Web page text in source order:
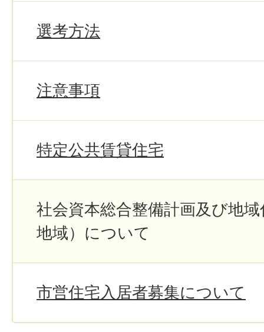
選考方法
注意事項
特定公共賃貸住宅
社会資本総合整備計画及び地
地域）について
市営住宅入居者募集について